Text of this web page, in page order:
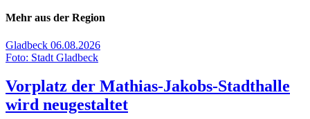
Mehr aus der Region
Gladbeck 06.08.2026
Foto: Stadt Gladbeck
Vorplatz der Mathias-Jakobs-Stadthalle
wird neugestaltet